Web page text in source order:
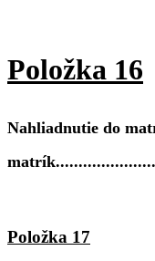
Položka 16
Nahliadnutie do
Položka 17